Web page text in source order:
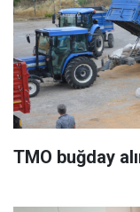
TMO buğday